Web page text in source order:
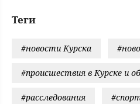
Теги
#новости Курска
#происшествия в Курске и
#расследования